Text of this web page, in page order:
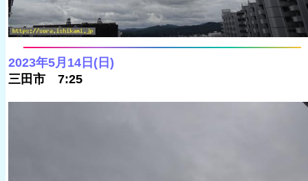
2023年5月14日(日)
三田市 7:25